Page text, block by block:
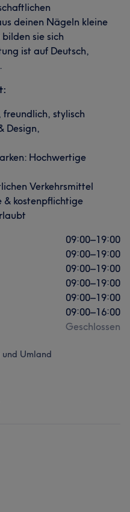
deinen Nägeln kleine
sie sich
ist auf Deutsch,
stylisch
Design,
Hochwertige
Verkehrsmittel
& kostenpflichtige
09:00–19:00
09:00–19:00
09:00–19:00
09:00–19:00
09:00–19:00
09:00–16:00
Geschlossen
Umland